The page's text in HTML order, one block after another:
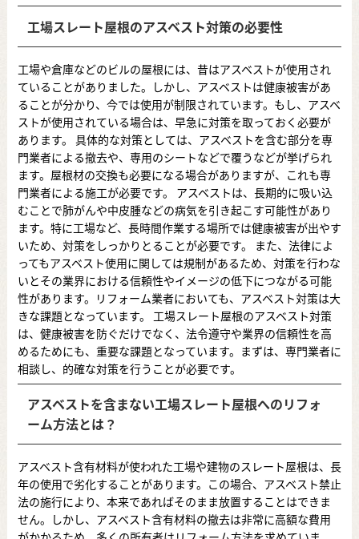
工場スレート屋根のアスベスト対策の必要性
工場や倉庫などのビルの屋根には、昔はアスベストが使用され
ていることがありました。しかし、アスベストは健康被害があ
ることが分かり、今では使用が制限されています。もし、アスベ
ストが使用されている場合は、早急に対策を取っておく必要が
あります。 具体的な対策としては、アスベストを含む部分を専
門業者による撤去や、専用のシートなどで覆うなどが挙げられ
ます。屋根材の交換も必要になる場合がありますが、これも専
門業者による施工が必要です。 アスベストは、長期的に吸い込
むことで肺がんや中皮腫などの病気を引き起こす可能性があり
ます。特に工場など、長時間作業する場所では健康被害が出やす
いため、対策をしっかりとることが必要です。 また、法律によ
ってもアスベスト使用に関しては規制があるため、対策を行わな
いとその業界における信頼性やイメージの低下につながる可能
性があります。リフォーム業者においても、アスベスト対策は大
きな課題となっています。 工場スレート屋根のアスベスト対策
は、健康被害を防ぐだけでなく、法令遵守や業界の信頼性を高
めるためにも、重要な課題となっています。まずは、専門業者に
相談し、的確な対策を行うことが必要です。
アスベストを含まない工場スレート屋根へのリフォ
ーム方法とは？
アスベスト含有材料が使われた工場や建物のスレート屋根は、長
年の使用で劣化することがあります。この場合、アスベスト禁止
法の施行により、本来であればそのまま放置することはできま
せん。しかし、アスベスト含有材料の撤去は非常に高額な費用